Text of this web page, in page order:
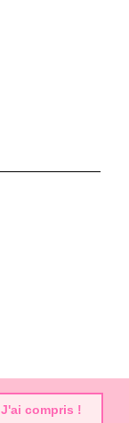
J'ai compris !